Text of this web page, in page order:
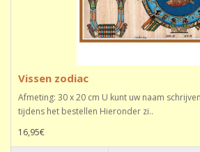
Vissen zodiac
Afmeting: 30 x 20 cm U kunt uw naam
tijdens het bestellen Hieronder zi..
16,95€